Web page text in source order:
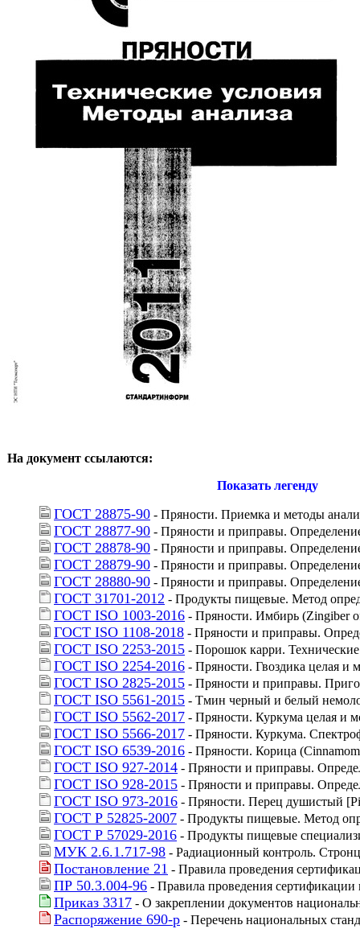
На документ ссылаются:
Показать легенду
ГОСТ 28875-90 - Пряности. Приемка и методы
ГОСТ 28877-90 - Пряности и приправы.
ГОСТ 28878-90 - Пряности и приправы.
ГОСТ 28879-90 - Пряности и приправы.
ГОСТ 28880-90 - Пряности и приправы.
ГОСТ 31701-2012 - Продукты пищевые. Метод
ГОСТ ISO 1003-2016 - Пряности. Имбирь (Zingiber
ГОСТ ISO 1108-2018 - Пряности и приправы.
ГОСТ ISO 2253-2015 - Порошок карри.
ГОСТ ISO 2254-2016 - Пряности. Гвоздика целая и
ГОСТ ISO 2825-2015 - Пряности и приправы.
ГОСТ ISO 5561-2015 - Тмин черный и белый
ГОСТ ISO 5562-2017 - Пряности. Куркума целая и
ГОСТ ISO 5566-2017 - Пряности. Куркума.
ГОСТ ISO 6539-2016 - Пряности. Корица
ГОСТ ISO 927-2014 - Пряности и приправы.
ГОСТ ISO 928-2015 - Пряности и приправы.
ГОСТ ISO 973-2016 - Пряности. Перец душистый
ГОСТ Р 52825-2007 - Продукты пищевые. Метод
ГОСТ Р 57029-2016 - Продукты пищевые
МУК 2.6.1.717-98 - Радиационный контроль.
Постановление 21 - Правила проведения
ПР 50.3.004-96 - Правила проведения
Приказ 3317 - О закреплении документов
Распоряжение 690-р - Перечень национальных